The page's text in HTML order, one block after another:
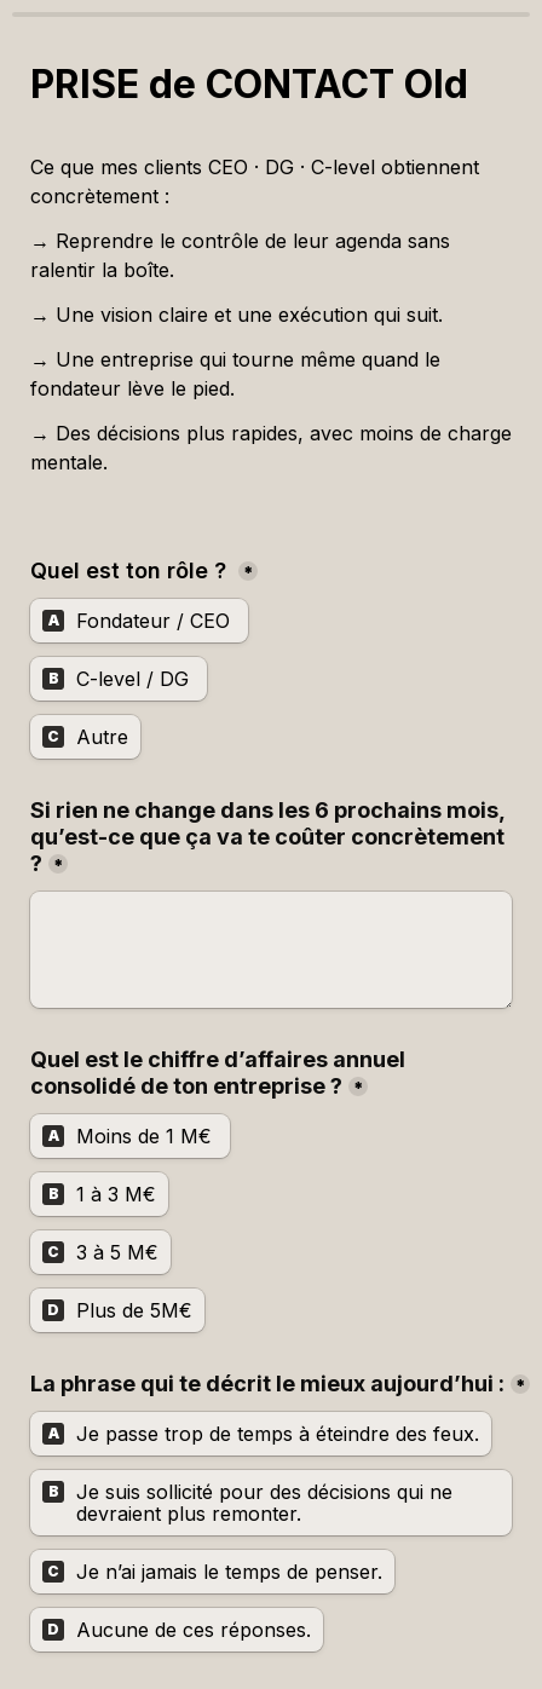
PRISE de CONTACT Old
Ce que mes clients CEO · DG · C-level obtiennent
concrètement :
→ Reprendre le contrôle de leur agenda sans
ralentir la boîte.
→ Une vision claire et une exécution qui suit.
→ Une entreprise qui tourne même quand le
fondateur lève le pied.
→ Des décisions plus rapides, avec moins de charge
mentale.
Quel est ton rôle ? *
A
B
C Autre
Si rien ne change dans les 6 prochains mois,
qu’est-ce que ça va te coûter concrètement
?
*
Quel est le chiffre d’affaires annuel
consolidé de ton entreprise ?
*
A
B 1 à 3 M€
C 3 à 5 M€
D Plus de 5M€
La phrase qui te décrit le mieux aujourd’hui : *
A Je passe trop de temps à éteindre des feux.
B
Je suis sollicité pour des décisions qui ne
devraient plus remonter.
C Je n’ai jamais le temps de penser.
D Aucune de ces réponses.